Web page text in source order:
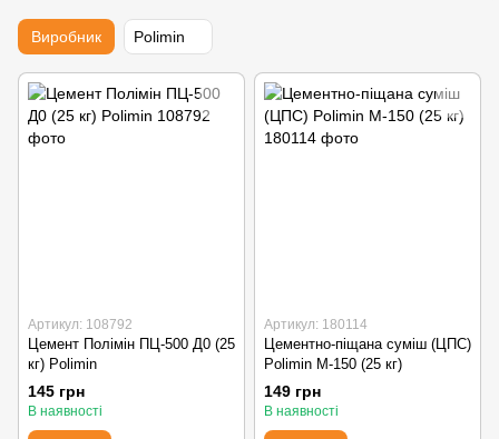
Виробник Polimin
Артикул: 108792
Цемент Полімін ПЦ-500 Д0 (25
кг) Polimin
145 грн
В наявності
Артикул: 180114
Цементно-піщана суміш (ЦПС)
Polimin M-150 (25 кг)
149 грн
В наявності